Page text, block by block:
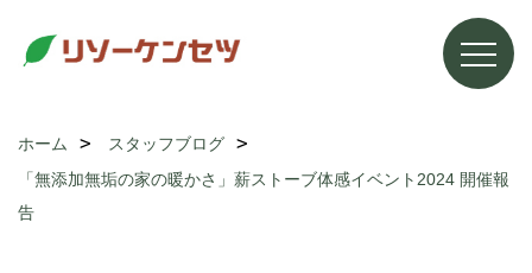
ホーム
スタッフブログ
「無添加無垢の家の暖かさ」薪ストーブ体感イベント2024 開催報
告